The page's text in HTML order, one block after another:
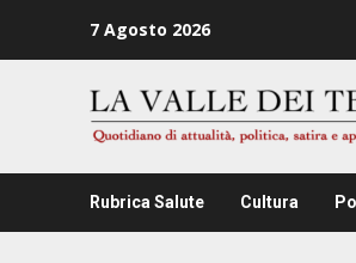
7 Agosto 2026
Rubrica Salute Cultura